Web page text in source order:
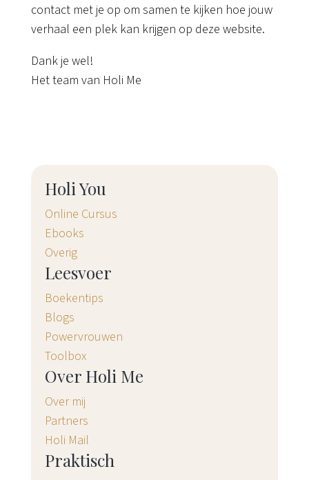
contact met je op om samen te kijken hoe jouw
verhaal een plek kan krijgen op deze website.
Dank je wel!
Het team van Holi Me
Holi You
Online Cursus
Ebooks
Overig
Leesvoer
Boekentips
Blogs
Powervrouwen
Toolbox
Over Holi Me
Over mij
Partners
Holi Mail
Praktisch